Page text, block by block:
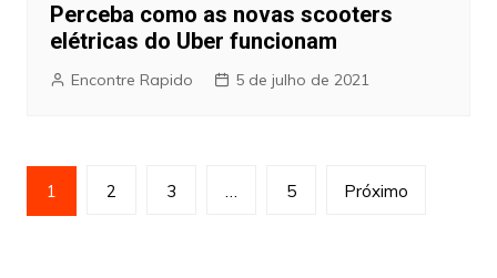
Perceba como as novas scooters
elétricas do Uber funcionam
Encontre Rapido 5 de julho de 2021
Paginação
de
1 2 3 … 5 Próximo